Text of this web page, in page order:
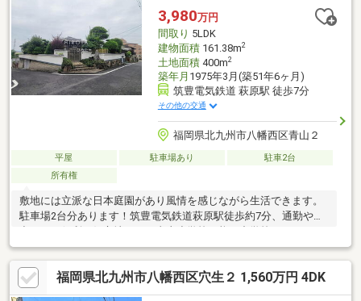
3,980万円
間取り 5LDK
建物面積161.38m2
土地面積400m2
築年月 1975年3月(築51年6ヶ月)
筑豊電気鉄道 萩原駅 徒歩7分
その他の交通
福岡県北九州市八幡西区青山２
平屋 駐車場あり
駐車2台
所有権
敷地には立派な日本庭園があり風情を感じながら生活できます。
駐車場2台分あります！筑豊電気鉄道萩原駅徒歩約7分、通勤やお
す。□□━━━━━━━━━━━━━━━━━━━━━現在空室で
す。日曜日・祝日の内覧も可能です。営業時間 10時～16時（休：
水曜日、第2、3火曜日） この時間帯はお電話でのお問い合わせが
スムーズにご案内できます。右下の電話ボタンをタッチ！もしく
福岡県北九州市八幡西区穴生２ 1,560万円 4DK